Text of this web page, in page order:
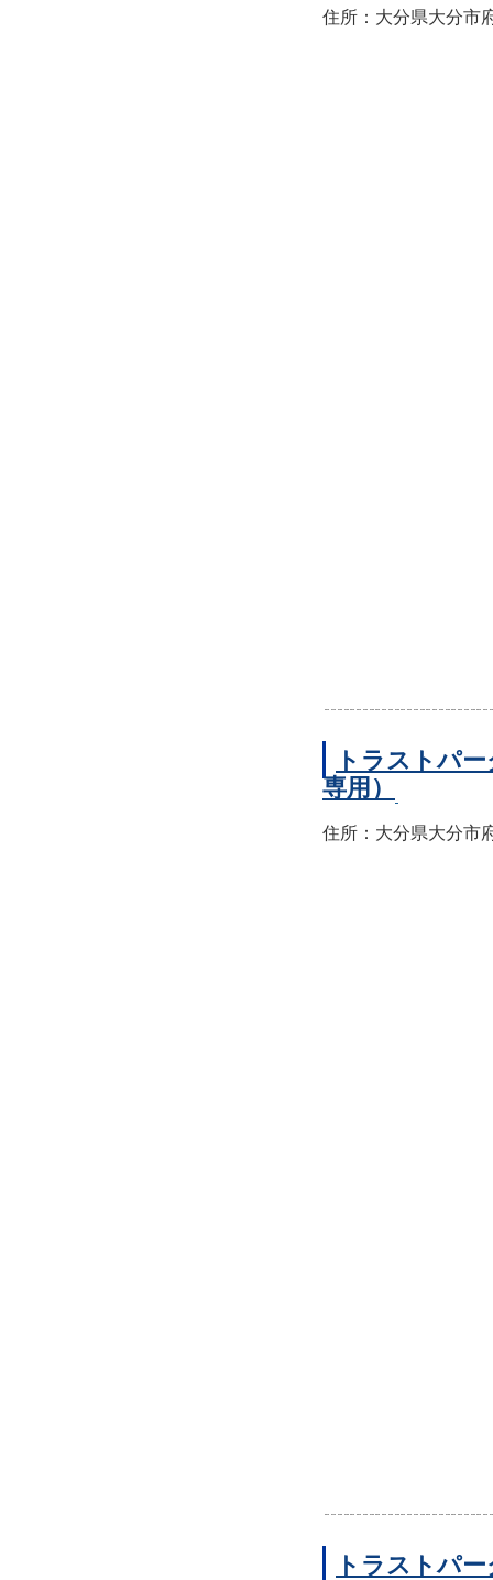
住所：大分県大分市
トラストパ
専用）
住所：大分県大分市
トラストパ